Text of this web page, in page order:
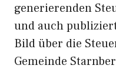
generierenden
und auch
Bild über die
Gemeinde